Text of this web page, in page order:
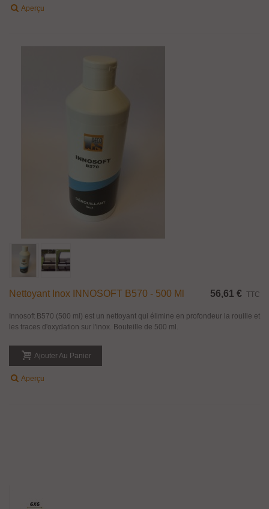
Aperçu
Nettoyant Inox INNOSOFT B570 - 500 Ml 56,61 € TTC
Innosoft B570 (500 ml) est un nettoyant qui élimine en profondeur la rouille et
les traces d'oxydation sur l'inox. Bouteille de 500 ml.
Ajouter Au Panier
Aperçu